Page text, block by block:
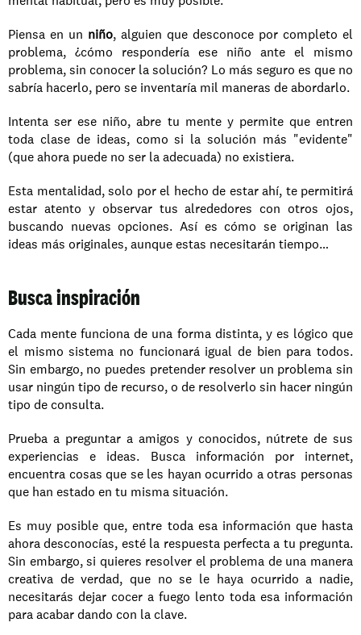
Piensa en un niño, alguien que desconoce por completo el
problema, ¿cómo respondería ese niño ante el mismo
problema, sin conocer la solución? Lo más seguro es que no
sabría hacerlo, pero se inventaría mil maneras de abordarlo.
Intenta ser ese niño, abre tu mente y permite que entren
toda clase de ideas, como si la solución más "evidente"
(que ahora puede no ser la adecuada) no existiera.
Esta mentalidad, solo por el hecho de estar ahí, te permitirá
estar atento y observar tus alrededores con otros ojos,
buscando nuevas opciones. Así es cómo se originan las
ideas más originales, aunque estas necesitarán tiempo…
Busca inspiración
Cada mente funciona de una forma distinta, y es lógico que
el mismo sistema no funcionará igual de bien para todos.
Sin embargo, no puedes pretender resolver un problema sin
usar ningún tipo de recurso, o de resolverlo sin hacer ningún
tipo de consulta.
Prueba a preguntar a amigos y conocidos, nútrete de sus
experiencias e ideas. Busca información por internet,
encuentra cosas que se les hayan ocurrido a otras personas
que han estado en tu misma situación.
Es muy posible que, entre toda esa información que hasta
ahora desconocías, esté la respuesta perfecta a tu pregunta.
Sin embargo, si quieres resolver el problema de una manera
creativa de verdad, que no se le haya ocurrido a nadie,
necesitarás dejar cocer a fuego lento toda esa información
para acabar dando con la clave.